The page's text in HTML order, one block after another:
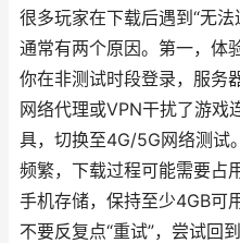
很多玩家在下载后遇到“无
通常有两个原因。第一，体
你在非测试时段登录，服务
网络代理或VPN干扰了游戏
具，切换至4G/5G网络测试
频繁，下载过程可能需要占
手机存储，保持至少4GB可
不要反复点“重试”，尝试回